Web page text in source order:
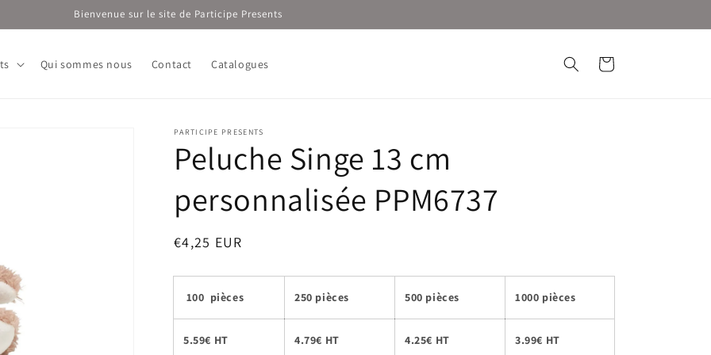
Bienvenue sur le site de Participe Presents
Qui sommes nous Contact Catalogues Panier
PARTICIPE PRESENTS
Peluche Singe 13 cm
personnalisée PPM6737
Prix
€4,25 EUR
100 pièces 250 pièces 500 pièces 1000 pièces
5.59€ HT 4.79€ HT 4.25€ HT 3.99€ HT